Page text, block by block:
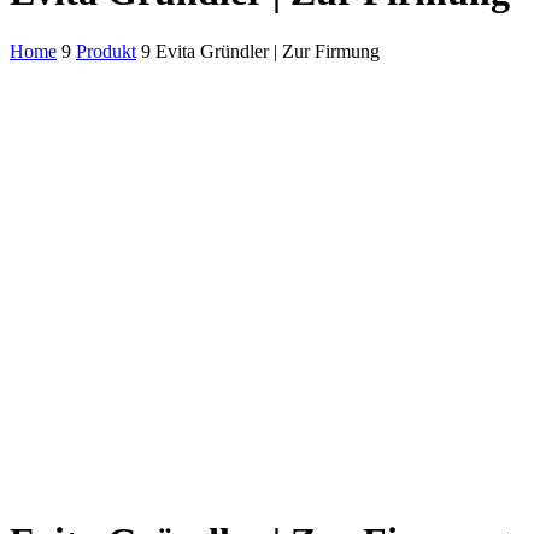
Home 9 Produkt 9 Evita Gründler | Zur Firmung